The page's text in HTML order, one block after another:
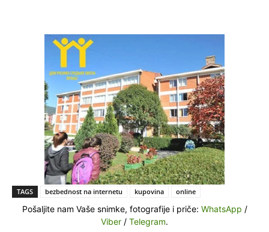
TAGS bezbednost na internetu kupovina online
Pošaljite nam Vaše snimke, fotografije i priče: WhatsApp /
Viber / Telegram.